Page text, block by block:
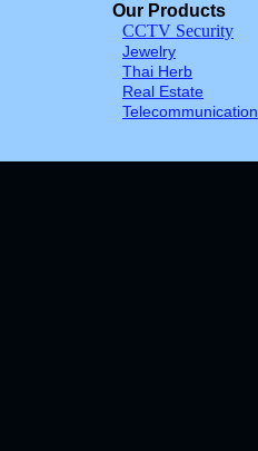
Our Products
CCTV Security
Jewelry
Thai Herb
Real Estate
Telecommunication